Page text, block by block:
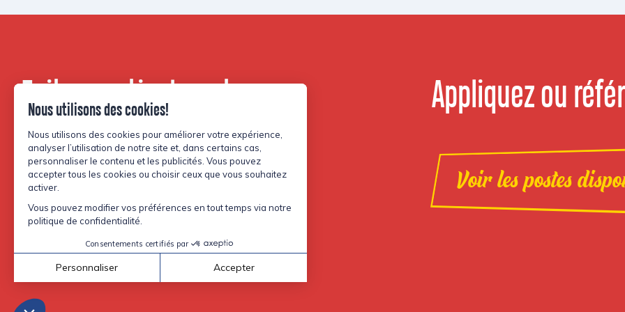
Faites partie de notre
communauté.
Facebook Instagram TikTok
Appliquez ou
Voir les postes